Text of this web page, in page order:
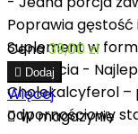
Poprawia
Suplement w
połknięcia -
Cholekalcyferol –
odpornościowy
Cena39,00 zł
 Dodaj
Więcej
W magazynie